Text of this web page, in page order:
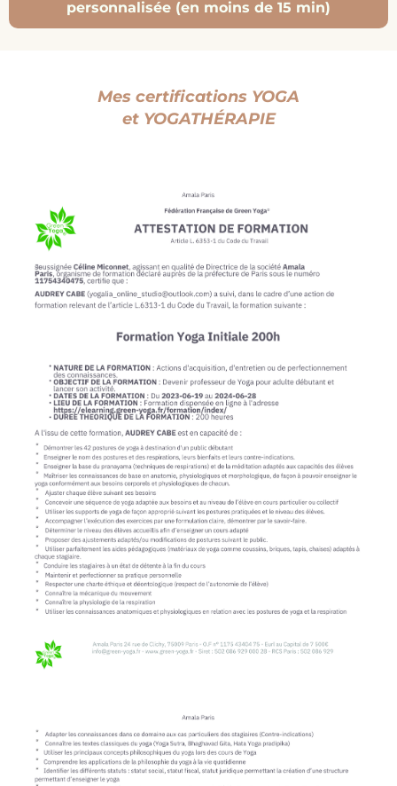
personnalisée (en moins de 15 min)
Mes certifications YOGA
et YOGATHÉRAPIE